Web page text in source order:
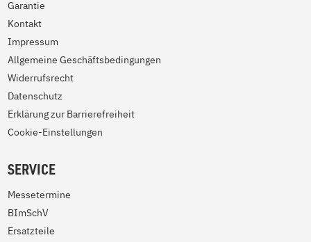
Garantie
Kontakt
Impressum
Allgemeine Geschäftsbedingungen
Widerrufsrecht
Datenschutz
Erklärung zur Barrierefreiheit
Cookie-Einstellungen
SERVICE
Messetermine
BImSchV
Ersatzteile